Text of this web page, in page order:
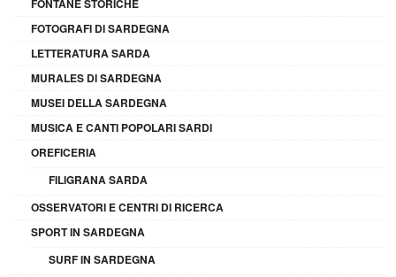
FONTANE STORICHE
FOTOGRAFI DI SARDEGNA
LETTERATURA SARDA
MURALES DI SARDEGNA
MUSEI DELLA SARDEGNA
MUSICA E CANTI POPOLARI SARDI
OREFICERIA
FILIGRANA SARDA
OSSERVATORI E CENTRI DI RICERCA
SPORT IN SARDEGNA
SURF IN SARDEGNA